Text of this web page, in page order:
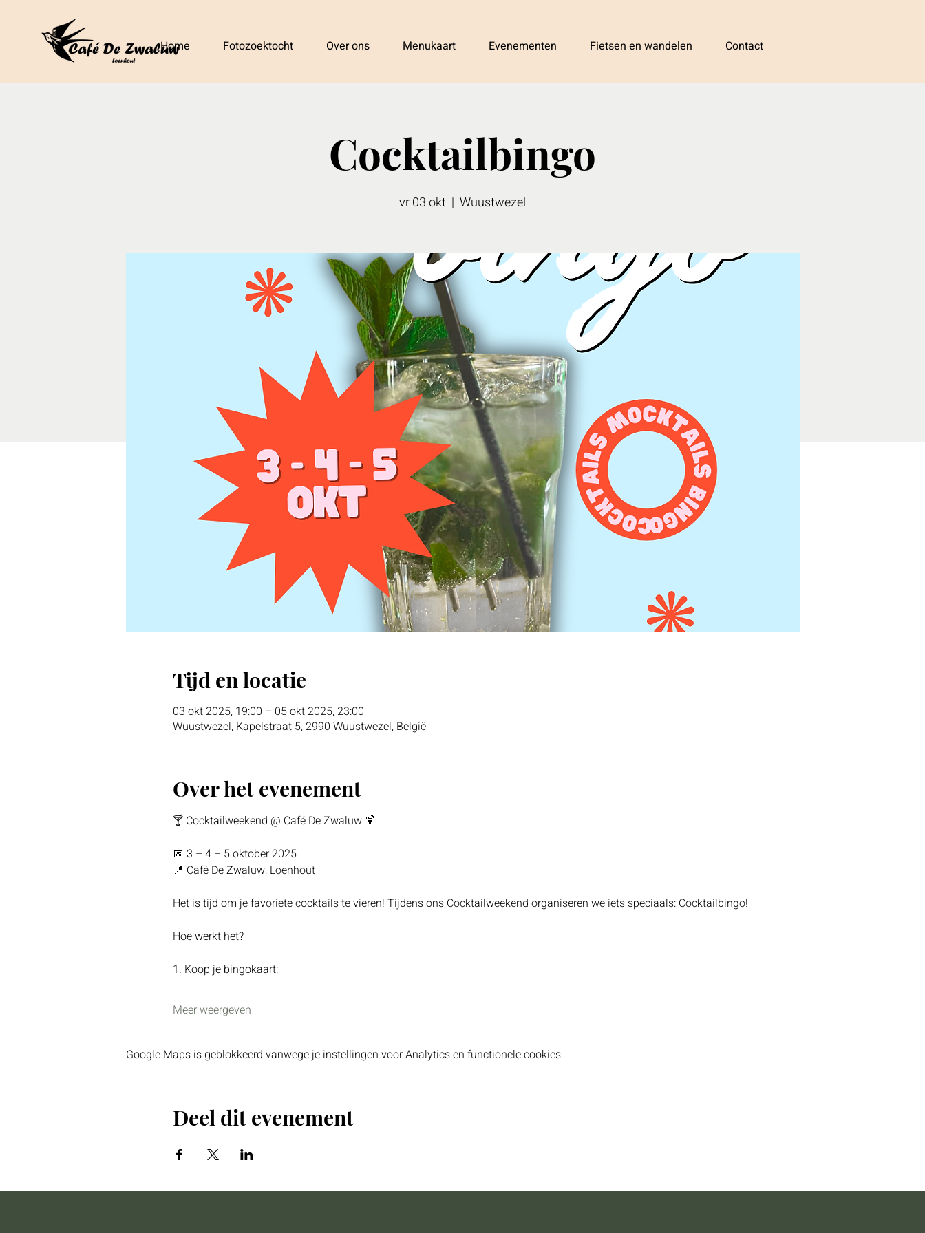
Home Fotozoektocht Over ons Menukaart Evenementen Fietsen en wandelen Contact
Cocktailbingo
vr 03 okt
  |
Wuustwezel
Tijd en locatie
03 okt 2025, 19:00 – 05 okt 2025, 23:00
Wuustwezel, Kapelstraat 5, 2990 Wuustwezel, België
Over het evenement
🍸 Cocktailweekend @ Café De Zwaluw 🍹
📅 3 – 4 – 5 oktober 2025
📍 Café De Zwaluw, Loenhout
Het is tijd om je favoriete cocktails te vieren! Tijdens ons Cocktailweekend organiseren we iets speciaals: Cocktailbingo!
Hoe werkt het?
1. Koop je bingokaart:
Meer weergeven
Google Maps is geblokkeerd vanwege je instellingen voor Analytics en functionele cookies.
Deel dit evenement